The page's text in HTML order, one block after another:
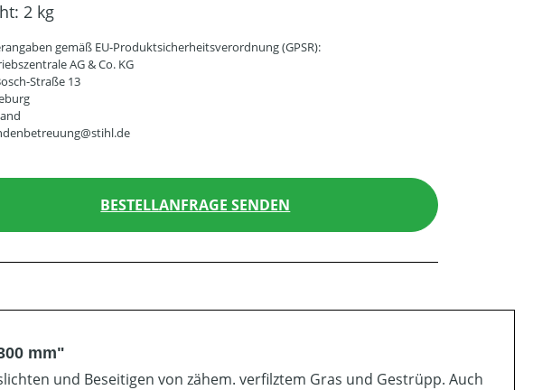
2 kg
gemäß EU-Produktsicherheitsverordnung (GPSR):
AG & Co. KG
Straße 13
BESTELLANFRAGE SENDEN
mm"
und Beseitigen von zähem. verfilztem Gras und Gestrüpp. Auch